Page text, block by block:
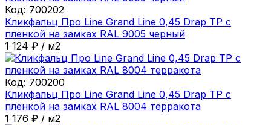
Код: 700202
Кликфальц Про Line Grand Line 0,45 Drap ТР с
пленкой на замках RAL 9005 черный
1 124 ₽ / м2
Код: 700200
Кликфальц Про Line Grand Line 0,45 Drap ТР с
пленкой на замках RAL 8004 терракота
1 176 ₽ / м2